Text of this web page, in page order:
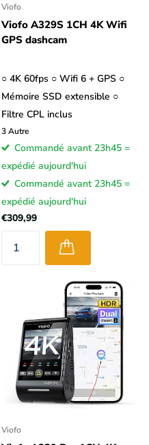
Viofo
Viofo A329S 1CH 4K Wifi
GPS dashcam
○ 4K 60fps ○ Wifi 6 + GPS ○
Mémoire SSD extensible ○
Filtre CPL inclus
3Autre
Commandé avant 23h45 =
expédié aujourd'hui
Commandé avant 23h45 =
expédié aujourd'hui
€309,99
Viofo